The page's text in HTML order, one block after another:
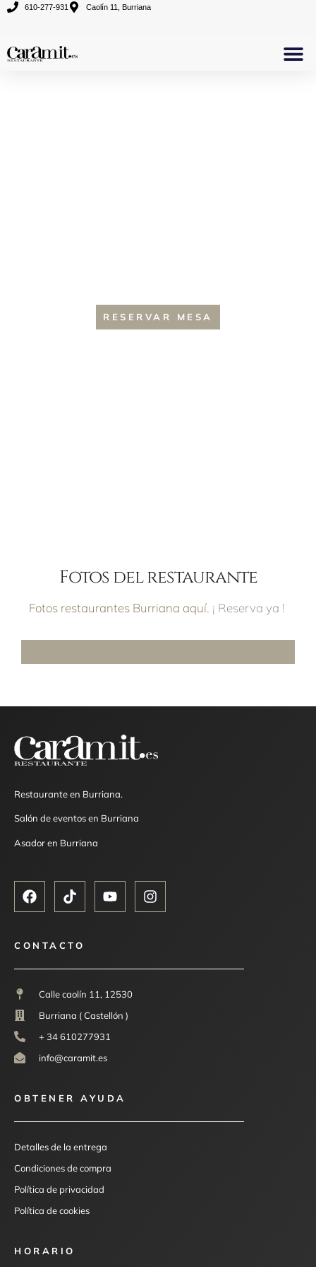
610-277-931 Caolín 11, Burriana
RESERVAR MESA
Fotos del restaurante
Fotos restaurantes Burriana aquí. ¡ Reserva ya !
Restaurante en Burriana.
Salón de eventos en Burriana
Asador en Burriana
CONTACTO
Calle caolín 11, 12530
Burriana ( Castellón )
+ 34 610277931
info@caramit.es
OBTENER AYUDA
Detalles de la entrega
Condiciones de compra
Política de privacidad
Política de cookies
HORARIO